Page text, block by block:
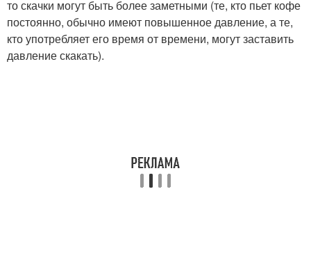
то скачки могут быть более заметными (те, кто пьет кофе
постоянно, обычно имеют повышенное давление, а те,
кто употребляет его время от времени, могут заставить
давление скакать).